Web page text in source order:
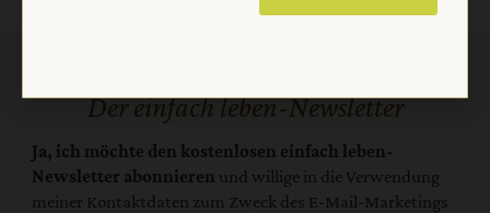
Der einfach leben-Newsletter
Ja, ich möchte den kostenlosen einfach leben-
Newsletter abonnieren und willige in die Verwendung
meiner Kontaktdaten zum Zweck des E-Mail-Marketings